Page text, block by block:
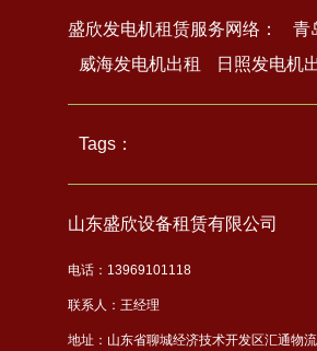
盛欣发电机租赁服务网络： 青
威海发电机出租
日照发电机
Tags ：
山东盛欣设备租赁有限公司
电话：13969101118
联系人：王经理
地址：山东省聊城经济技术开发区汇通物